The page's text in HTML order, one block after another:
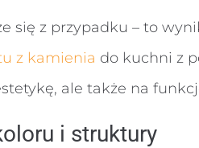
się z przypadku – to
z kamienia do kuchni z
ale także na
i struktury